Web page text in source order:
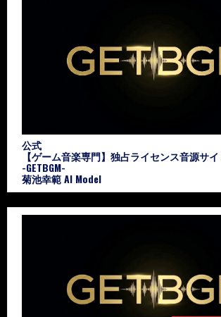
公式
【ゲーム音楽専門】独占ライセンス音源サイ
-GETBGM-
菊池幸範 AI Model